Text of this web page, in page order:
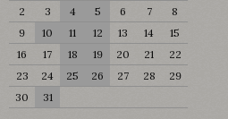
2
3 4 5 6 7
8
9
10 11 12 13 14
15
16
17 18 19 20 21
22
23
24 25 26 27 28
29
30
31